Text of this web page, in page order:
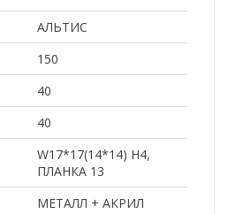
АЛЬТИС
150
40
40
W17*17(14*14) H4,
ПЛАНКА 13
МЕТАЛЛ + АКРИЛ